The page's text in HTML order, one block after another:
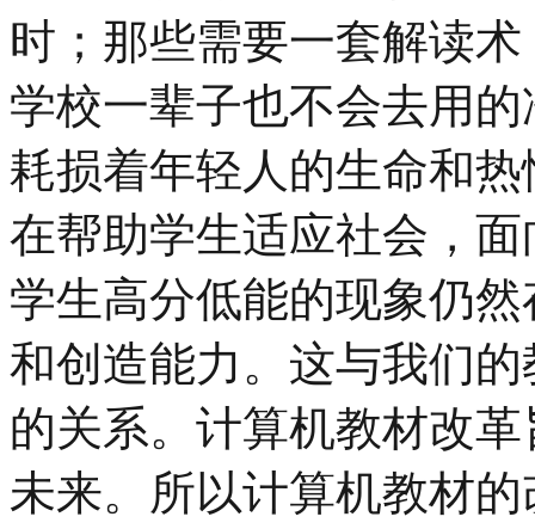
时；那些需要一套解读
学校一辈子也不会去用
耗损着年轻人的生命和
在帮助学生适应社会，
学生高分低能的现象仍
和创造能力。这与我们
的关系。计算机教材改
未来。所以计算机教材